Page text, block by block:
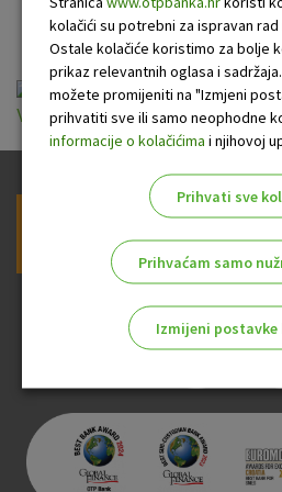
kartice
Opća pravila i uvjeti
Visa Business Debitne
kolačići su potrebni za ispravan
Ostale kolačiće koristimo za bolje
prikaz relevantnih oglasa i
možete promijeniti na "Izmjeni
prihvatiti sve ili samo neophodne
informacije o kolačićima i njihovoj
Prihvati sve
Prihvaćam samo
Izmijeni postavke